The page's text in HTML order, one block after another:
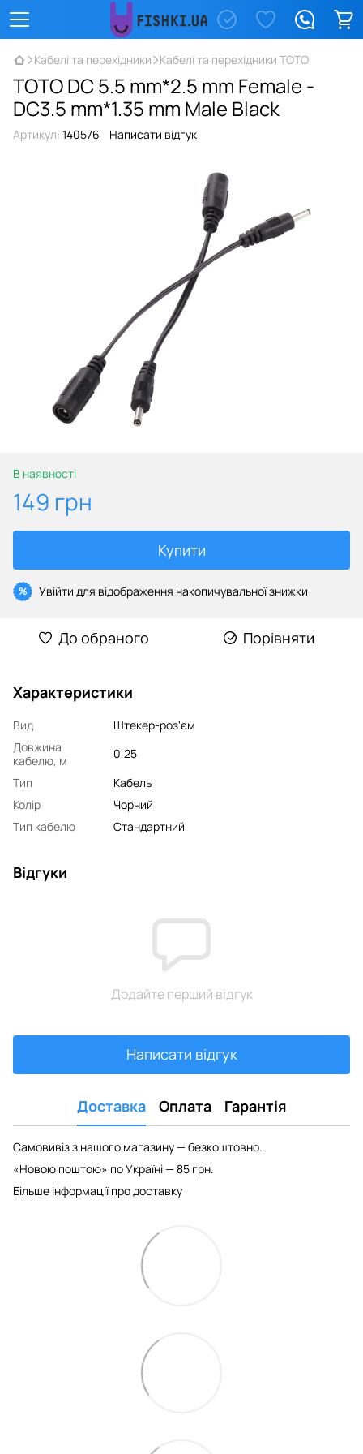
Кабелі та перехідники Кабелі та перехідники TOTO
TOTO DC 5.5 mm*2.5 mm Female -
DC3.5 mm*1.35 mm Male Black
Артикул: 140576 Написати відгук
В наявності
149 грн
Купити
% Увійти для відображення накопичувальної знижки
До обраного Порівняти
Характеристики
Вид
Штекер-роз'єм
Довжина
кабелю, м
0,25
Тип
Кабель
Колір
Чорний
Тип кабелю
Стандартний
Відгуки
Додайте перший відгук
Написати відгук
Доставка Оплата Гарантія
Самовивіз з нашого магазину — безкоштовно.
«Новою поштою» по Україні — 85 грн.
Більше інформації про доставку